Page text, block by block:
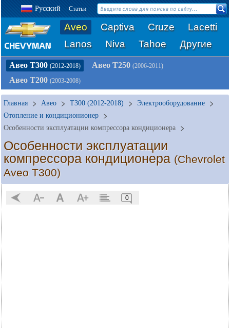
Русский Статьи
Aveo Captiva Cruze
Lacetti
Lanos
Niva Tahoe Другие
Авео Т300 (2012-2018) Авео Т250 (2006-2011)
Авео Т200 (2003-2008)
Главная Авео T300 (2012-2018)
Электрооборудование
Отопление и кондиционионер
Особенности эксплуатации компрессора кондиционера
Особенности эксплуатации
компрессора кондиционера (Chevrolet
Aveo T300)
0